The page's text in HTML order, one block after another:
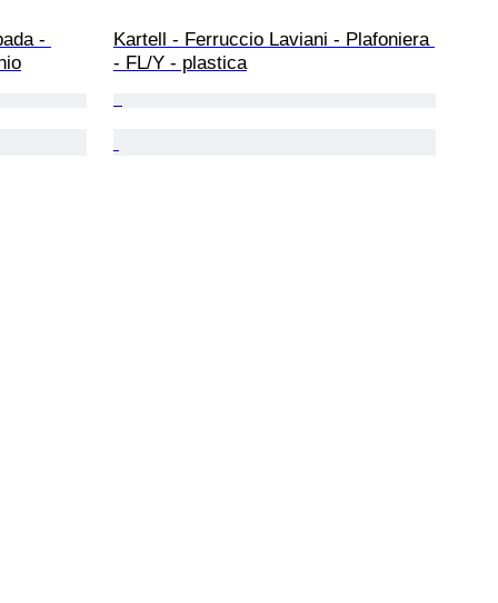
-
Kartell - Ferruccio Laviani - Plafoniera
- FL/Y - plastica